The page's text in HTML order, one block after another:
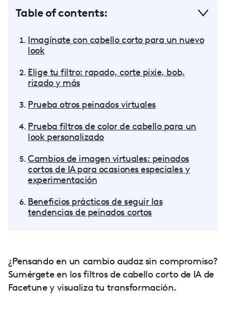
Table of contents:
Imagínate con cabello corto para un nuevo
look
Elige tu filtro: rapado, corte pixie, bob,
rizado y más
Prueba otros peinados virtuales
Prueba filtros de color de cabello para un
look personalizado
Cambios de imagen virtuales: peinados
cortos de IA para ocasiones especiales y
experimentación
Beneficios prácticos de seguir las
tendencias de peinados cortos
¿Pensando en un cambio audaz sin compromiso?
Sumérgete en los filtros de cabello corto de IA de
Facetune y visualiza tu transformación.